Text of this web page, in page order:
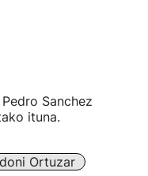
Sanchez
ituna.
Ortuzar